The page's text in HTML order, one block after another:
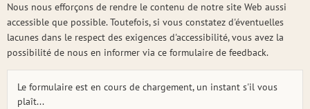
Nous nous efforçons de rendre le contenu de notre site Web aussi
accessible que possible. Toutefois, si vous constatez d'éventuelles
lacunes dans le respect des exigences d'accessibilité, vous avez la
possibilité de nous en informer via ce formulaire de feedback.
Le formulaire est en cours de chargement, un instant s'il vous
plaît...